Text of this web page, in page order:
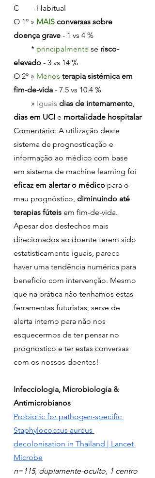
C       - Habitual
O 1º » MAIS conversas sobre
doença grave - 1 vs 4 %
         *
principalmente se risco-
elevado - 3 vs 14 %
O 2º » Menos terapia sistémica em
fim-de-vida - 7.5 vs 10.4 %
         »
Iguais dias de internamento,
dias em UCI e mortalidade hospitalar
Comentário: A utilização deste
sistema de prognosticação e
informação ao médico com base
em sistema de machine learning foi
eficaz em alertar o médico para o
mau prognóstico, diminuindo até
terapias fúteis em fim-de-vida.
Apesar dos desfechos mais
direcionados ao doente terem sido
estatisticamente iguais, parece
haver uma tendência numérica para
benefício com intervenção. Mesmo
que na prática não tenhamos estas
ferramentas futuristas, serve de
alerta interno para não nos
esquecermos de ter pensar no
prognóstico e ter estas conversas
com os nossos doentes!
Infecciologia, Microbiologia &
Antimicrobianos
Probiotic for pathogen-specific
Staphylococcus aureus
decolonisation in Thailand | Lancet
Microbe
n=115, duplamente-oculto, 1 centro